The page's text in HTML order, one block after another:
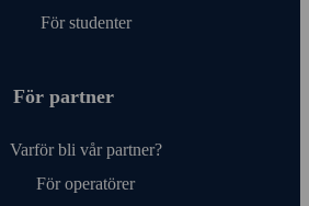
För studenter
För partner
Varför bli vår partner?
För operatörer